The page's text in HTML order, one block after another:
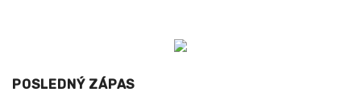
POSLEDNÝ ZÁPAS